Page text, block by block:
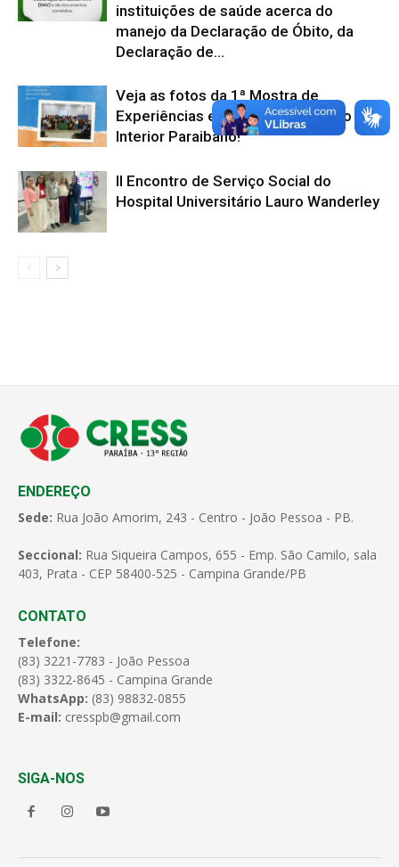
instituições de saúde acerca do
manejo da Declaração de Óbito, da
Declaração de...
Veja as fotos da 1ª Mostra de
Experiências em Serviço Social do
Interior Paraibano!
II Encontro de Serviço Social do
Hospital Universitário Lauro Wanderley
ENDEREÇO
Sede: Rua João Amorim, 243 - Centro - João Pessoa - PB.
Seccional: Rua Siqueira Campos, 655 - Emp. São Camilo, sala
403, Prata - CEP 58400-525 - Campina Grande/PB
CONTATO
Telefone:
(83) 3221-7783 - João Pessoa
(83) 3322-8645 - Campina Grande
WhatsApp: (83) 98832-0855
E-mail: cresspb@gmail.com
SIGA-NOS